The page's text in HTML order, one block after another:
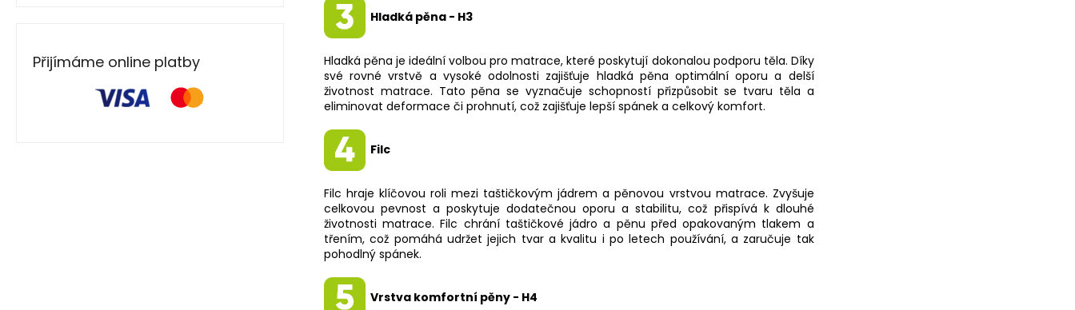
Přijímáme online platby
Hladká pěna - H3
Hladká pěna je ideální volbou pro matrace, které poskytují dokonalou podporu těla. Díky
své rovné vrstvě a vysoké odolnosti zajišťuje hladká pěna optimální oporu a delší
životnost matrace. Tato pěna se vyznačuje schopností přizpůsobit se tvaru těla a
eliminovat deformace či prohnutí, což zajišťuje lepší spánek a celkový komfort.
Filc
Filc hraje klíčovou roli mezi taštičkovým jádrem a pěnovou vrstvou matrace. Zvyšuje
celkovou pevnost a poskytuje dodatečnou oporu a stabilitu, což přispívá k dlouhé
životnosti matrace. Filc chrání taštičkové jádro a pěnu před opakovaným tlakem a
třením, což pomáhá udržet jejich tvar a kvalitu i po letech používání, a zaručuje tak
pohodlný spánek.
Vrstva komfortní pěny - H4